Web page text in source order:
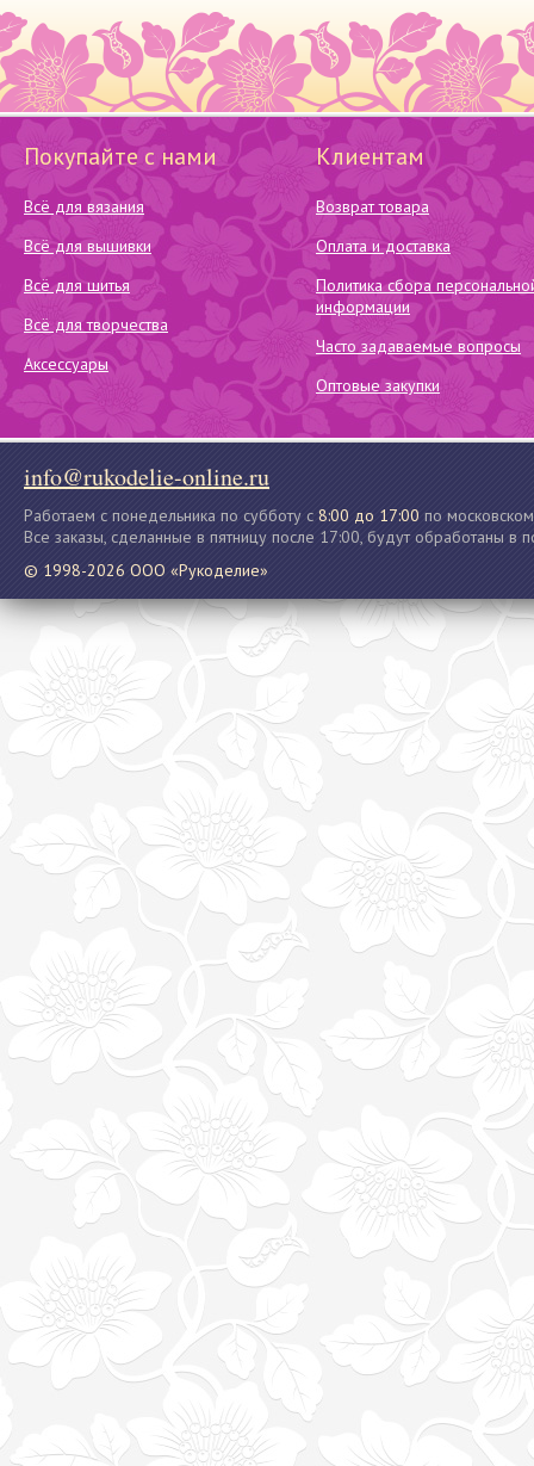
Покупайте с нами
Всё для вязания
Всё для вышивки
Всё для шитья
Всё для творчества
Аксессуары
Клиентам
Возврат товара
Оплата и доставка
Политика сбора
информации
Часто задаваемые вопросы
Оптовые закупки
info@rukodelie-online.ru
Работаем с понедельника по субботу с 8:00 до 17:00 по
Все заказы, сделанные в пятницу после 17:00, будут обработаны в
© 1998-2026 ООО «Рукоделие»